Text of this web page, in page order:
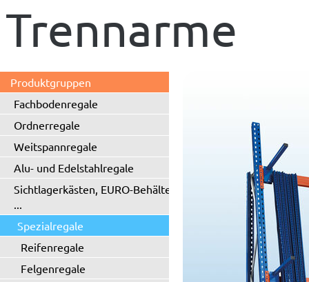
Trennarme
Produktgruppen
Fachbodenregale
Ordnerregale
Weitspannregale
Alu- und Edelstahlregale
Sichtlagerkästen, EURO-Behälter
...
Spezialregale
Reifenregale
Felgenregale